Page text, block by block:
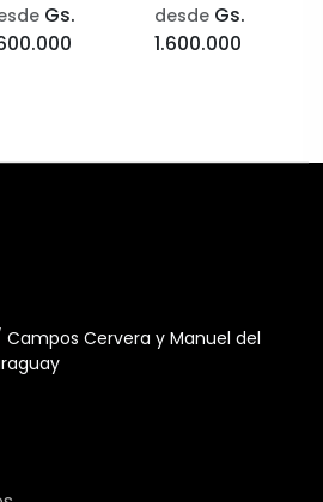
Gs.
desdeGs.
1.600.000
Cervera y Manuel del